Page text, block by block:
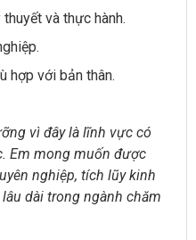
và thực hành.
hợp với bản thân.
vì đây là lĩnh vực có
Em mong muốn được
nghiệp, tích lũy kinh
dài trong ngành chăm